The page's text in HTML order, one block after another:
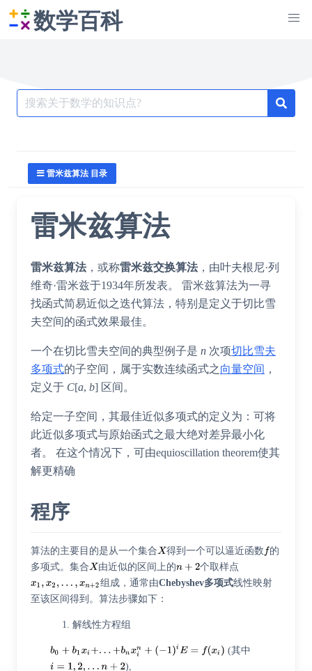
数学百科
Search
for:
雷米兹算法 目录
雷米兹算法
雷米兹算法 ，或称雷米兹交换算法 ，由叶夫根尼·列
维奇·雷米兹于1934年所发表。 雷米兹算法为一寻
找函式简易近似之迭代算法，特别是定义于切比雪
夫空间的函式效果最佳。
一个在切比雪夫空间的典型例子是 n 次项切比雪夫
多项式的子空间，属于实数连续函式之向量空间 ，
定义于 C[a, b] 区间。
给定一子空间，其最佳近似多项式的定义为：可将
此近似多项式与原始函式之最大绝对差异最小化
者。 在这个情况下，可由equioscillation theorem使其
解更精确
程序
算法的主要目的是从一个集合 得到一个可以逼近函数 的
多项式。集合
由近似的区间上的
个取样点
组成，通常由Chebyshev多项式线性映射
至该区间得到。算法步骤如下：
解线性方程组
(其中
),